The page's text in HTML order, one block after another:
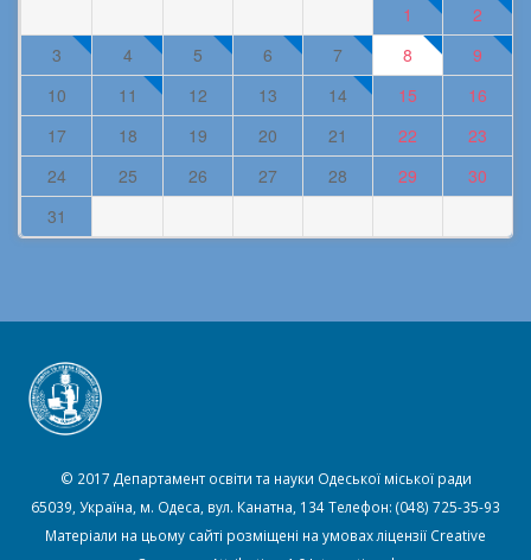
1
2
3
4 5 6 7 8
9
10
11 12 13 14 15
16
17
18 19 20 21 22
23
24
25 26 27 28 29
30
31
© 2017 Департамент освіти та науки Одеської міської ради
65039, Україна, м. Одеса, вул. Канатна, 134 Телефон: (048) 725-35-93
Матеріали на цьому сайті розміщені на умовах ліцензії Creative